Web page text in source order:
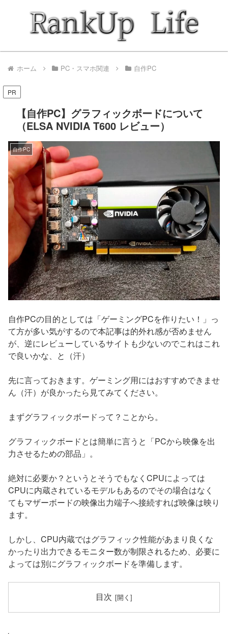
ホーム PC・スマホ関連 自作PC
PR
【自作PC】グラフィックボードについて
（‎ELSA ‎NVIDIA T600 レビュー）
自作PC
自作PCの目的としては「ゲーミングPCを作りたい！」っ
て方が多い気がするので本記事は的外れ感が否めません
が、逆にレビューしているサイトも少ないのでこれはこれ
で良いかな、と（汗）
先に言っておきます。ゲーミング用にはおすすめできませ
ん（汗）が良かったら見てみてください。
まずグラフィックボードって？ことから。
グラフィックボードとは簡単に言うと「PCから映像を出
力させるための部品」。
絶対に必要か？というとそうでもなくCPUによっては
CPUに内蔵されているモデルもあるのでその場合はなく
てもマザーボードの映像出力端子へ接続すれば映像は映り
ます。
しかし、CPU内蔵ではグラフィック性能があまり良くな
かったり出力できるモニター数が制限されるため、必要に
よっては別にグラフィックボードを準備します。
目次